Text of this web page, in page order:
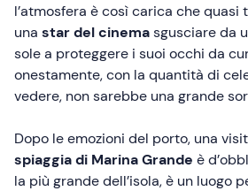
l’atmosfera è così carica che
una star del cinemasgusciare da
sole a proteggere i suoi occhi da
onestamente, con la quantità di
vedere, non sarebbe una grande
Dopo le emozioni del porto, una
spiaggia di Marina Grande è
la più grande dell’isola, è un luogo